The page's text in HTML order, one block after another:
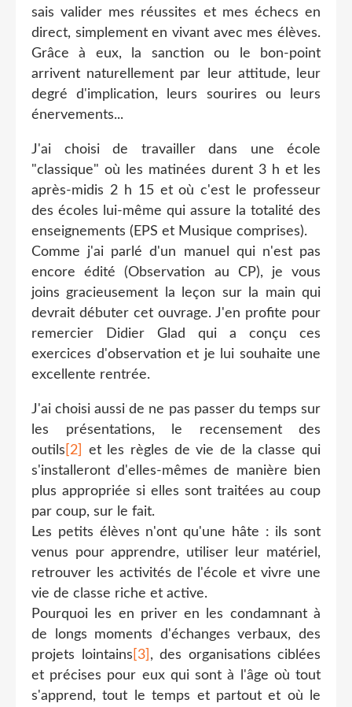
sais valider mes réussites et mes échecs en
direct, simplement en vivant avec mes élèves.
Grâce à eux, la sanction ou le bon-point
arrivent naturellement par leur attitude, leur
degré d'implication, leurs sourires ou leurs
énervements...
J'ai choisi de travailler dans une école
"classique" où les matinées durent 3 h et les
après-midis 2 h 15 et où c'est le professeur
des écoles lui-même qui assure la totalité des
enseignements (EPS et Musique comprises).
Comme j'ai parlé d'un manuel
qui n'est pas
encore édité (Observation au CP), je vous
joins gracieusement la leçon sur la main qui
devrait débuter cet ouvrage. J'en profite pour
remercier Didier Glad qui a conçu ces
exercices d'observation et je lui souhaite une
excellente rentrée.
J'ai choisi aussi de ne pas passer du temps sur
les présentations, le recensement des
outils [2]
et les règles de vie de la classe qui
s'installeront d'elles-mêmes de manière bien
plus appropriée si elles sont traitées au coup
par coup, sur le fait.
Les petits élèves n'ont qu'une hâte : ils sont
venus pour apprendre, utiliser leur matériel,
retrouver les activités de l'école et vivre une
vie de classe riche et active.
Pourquoi les en priver en les condamnant à
de longs moments d'échanges verbaux, des
projets lointains [3] , des organisations ciblées
et précises pour eux qui sont à l'âge où tout
s'apprend, tout le temps et partout et où le